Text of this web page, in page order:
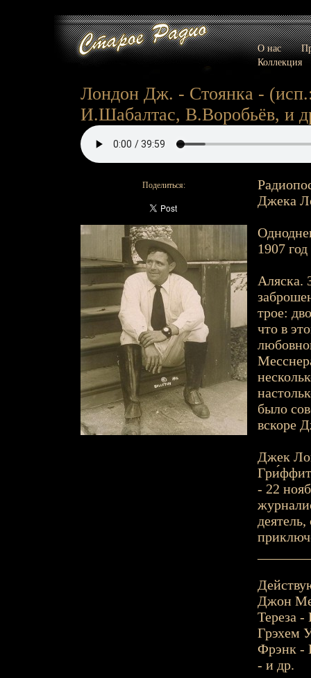
О нас
Коллекция
Лондон Дж. - Стоянка -
И.Шабалтас, В.Воробьёв, и
Поделиться:
Джека
1907
Аляска.
трое:
что в
было
вскоре
Джек
- 22
Джон
Тереза
Грэхем
Фрэнк -
- и др.